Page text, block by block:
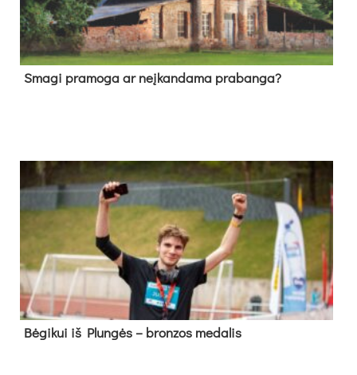
Sma­gi pra­mo­ga ar neį­kan­da­ma pra­ban­ga?
Bė­gi­kui iš Plun­gės – bron­zos me­da­lis